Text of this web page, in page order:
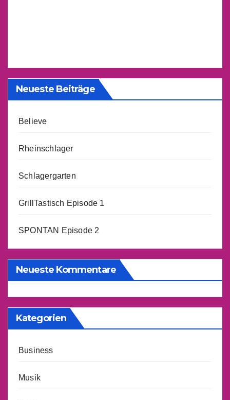
Neueste Beiträge
Believe
Rheinschlager
Schlagergarten
GrillTastisch Episode 1
SPONTAN Episode 2
Neueste Kommentare
Kategorien
Business
Musik